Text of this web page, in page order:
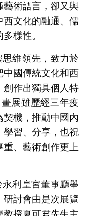
藝術語言，卻又與
西文化的融通、儒
樣性。
維領先，致力於
中國傳統文化和西
創作出獨具個人特
畫展雖歷經三年疫
機，推動中國內
學習、分享，也祝
重、藝術創作更上
利皇宮董事廳舉
研討會由是次展覽
教授夏可君先生主